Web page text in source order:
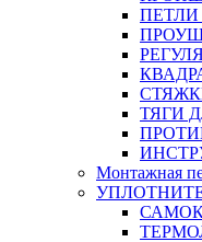
ТЯГИ
Монтажная